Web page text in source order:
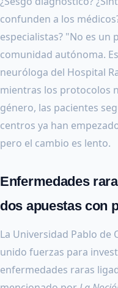
confunden a los
especialistas? "No es
comunidad autónoma.
neuróloga del Hospital
mientras los protocolos
género, las pacientes
centros ya han
pero el cambio es lento.
Enfermedades
dos apuestas con
La Universidad Pablo de
unido fuerzas para
enfermedades raras